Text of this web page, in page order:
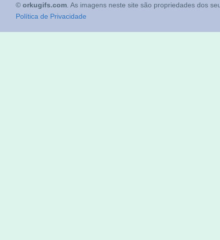
© orkugifs.com . As imagens neste site são propriedades dos
Política de Privacidade